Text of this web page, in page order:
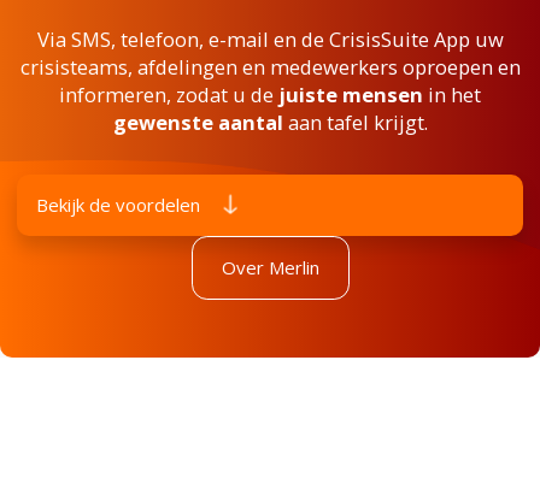
Via SMS, telefoon, e-mail en de CrisisSuite App uw
crisisteams, afdelingen en medewerkers oproepen en
informeren, zodat u de juiste mensen in het
gewenste aantal aan tafel krijgt.
Bekijk de voordelen
Over Merlin